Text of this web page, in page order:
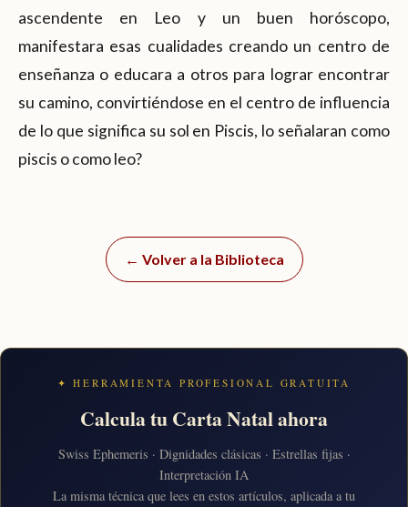
ascendente en Leo y un buen horóscopo,
manifestara esas cualidades creando un centro de
enseñanza o educara a otros para lograr encontrar
su camino, convirtiéndose en el centro de influencia
de lo que significa su sol en Piscis, lo señalaran como
piscis o como leo?
← Volver a la Biblioteca
✦ HERRAMIENTA PROFESIONAL GRATUITA
Calcula tu Carta Natal ahora
Swiss Ephemeris · Dignidades clásicas · Estrellas fijas ·
Interpretación IA
La misma técnica que lees en estos artículos, aplicada a tu